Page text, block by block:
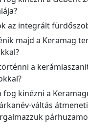
az integrált
majd a Keramag
a
fog kinézni a
váltás